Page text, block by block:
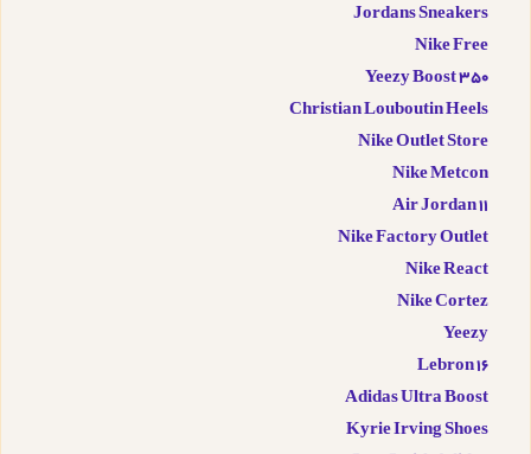
Jordans Sneakers
Nike Free
Yeezy Boost 350
Christian Louboutin Heels
Nike Outlet Store
Nike Metcon
Air Jordan 11
Nike Factory Outlet
Nike React
Nike Cortez
Yeezy
Lebron 16
Adidas Ultra Boost
Kyrie Irving Shoes